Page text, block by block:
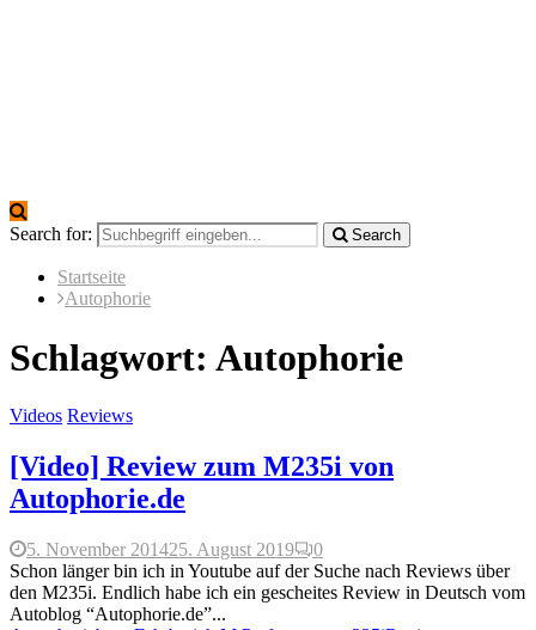
Search for: Search
Startseite
Autophorie
Schlagwort: Autophorie
Videos Reviews
[Video] Review zum M235i von
Autophorie.de
5. November 201425. August 2019
0
Schon länger bin ich in Youtube auf der Suche nach Reviews über
den M235i. Endlich habe ich ein gescheites Review in Deutsch vom
Autoblog “Autophorie.de”...